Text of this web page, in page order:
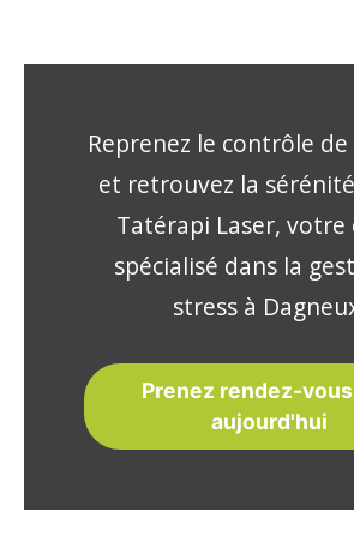
Reprenez le contrôle
et retrouvez la
Tatérapi Laser, votre
spécialisé dans la
stress à
Prenez rendez-
aujourd'hui